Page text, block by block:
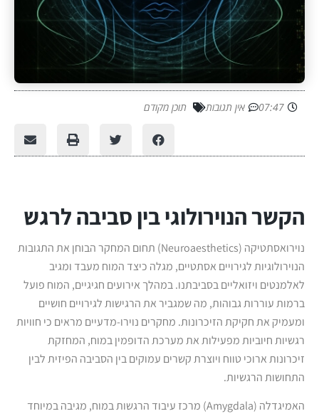
07:47 אין תגובות תוכן מקודם
הקשר הנוירולוגי בין סביבה לרגש
נוירואסתטיקה (Neuroaesthetics) תחום המחקר הבוחן את התגובות
הנוירולוגיות לגירויים אסתטיים, מגלה כיצד המוח מעבד ומגיב
לאלמנטים ויזואליים בסביבתנו. במהלך אירועים חגיגיים, המוח פועל
ברמות עוררות גבוהות, מה שמגביר את הרגישות לגירויים חושיים
ומעמיק את חקיקת הזיכרונות. מחקרים נוירו-מדעיים מראים כי חוויות
רגשיות חיוביות מפעילות את מערכת הדופמין במוח, המחזקת
זיכרונות ארוכי טווח ויוצרת קשרים עמוקים בין הסביבה הפיזית לבין
התחושות הרגשיות.
האמיגדלה (Amygdala) מרכז עיבוד הרגשות במוח, מגיבה במיוחד